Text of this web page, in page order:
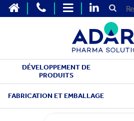
DÉVELOPPEMENT DE
PRODUITS
FABRICATION ET EMBALLAGE